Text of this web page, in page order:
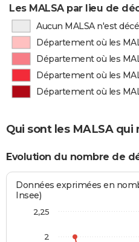
Les MALSA par lieu de
Aucun MALSA n'est
Département où les
Département où les
Département où les
Département où les
Qui sont les MALSA
Evolution du nombre de
Données exprimées en
Insee)
2
2,25